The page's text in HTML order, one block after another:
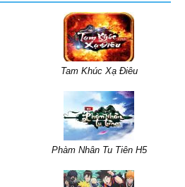
Tam Khúc Xạ Điêu
Phàm Nhân Tu Tiên H5